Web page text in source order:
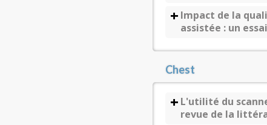
Impact de la
assistée : un
Chest
L'utilité du
revue de la